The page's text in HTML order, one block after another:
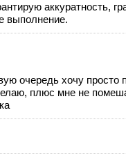
аккуратность,
выполнение.
очередь хочу просто
плюс мне не